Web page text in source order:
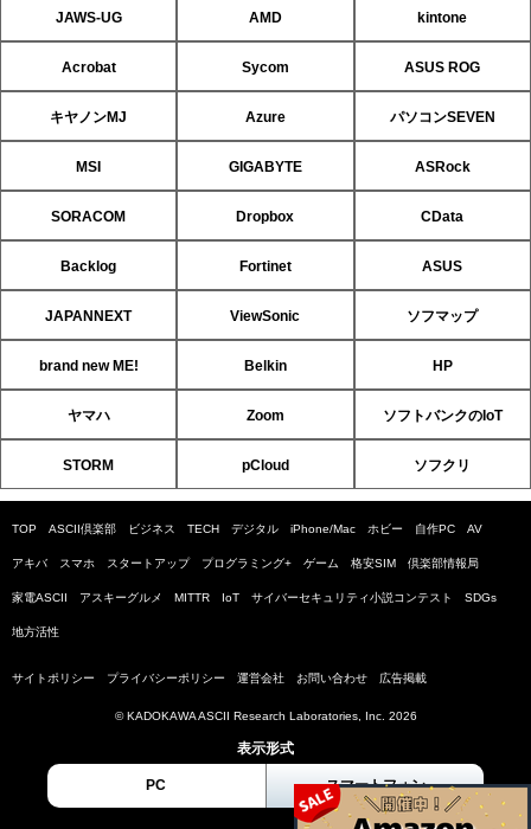
JAWS-UG AMD kintone
Acrobat Sycom ASUS ROG
キヤノンMJ Azure パソコンSEVEN
MSI GIGABYTE ASRock
SORACOM Dropbox CData
Backlog Fortinet ASUS
JAPANNEXT ViewSonic ソフマップ
brand new ME! Belkin HP
ヤマハ Zoom ソフトバンクのIoT
STORM pCloud ソフクリ
TOP ASCII倶楽部 ビジネス TECH デジタル iPhone/Mac ホビー 自作PC AV
アキバ スマホ スタートアップ プログラミング+ ゲーム 格安SIM 倶楽部情報局
家電ASCII アスキーグルメ MITTR IoT サイバーセキュリティ小説コンテスト SDGs
地方活性
サイトポリシー プライバシーポリシー 運営会社 お問い合わせ 広告掲載
© KADOKAWA ASCII Research Laboratories, Inc. 2026
表示形式
PC スマートフォン